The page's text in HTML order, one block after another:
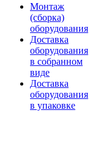
Монтаж
(сборка)
оборудования
Доставка
оборудования
в собранном
виде
Доставка
оборудования
в упаковке